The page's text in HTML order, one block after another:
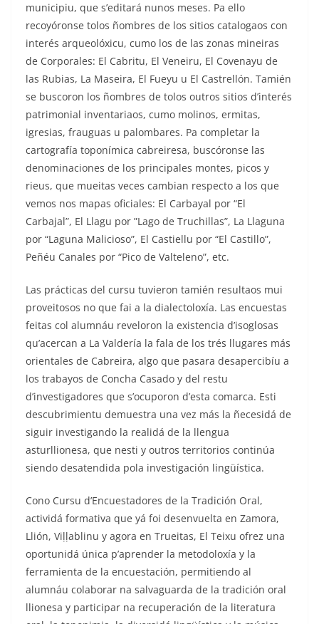
municipiu, que s’editará nunos meses. Pa ello
recoyóronse tolos ñombres de los sitios catalogaos con
interés arqueolóxicu, cumo los de las zonas mineiras
de Corporales: El Cabritu, El Veneiru, El Covenayu de
las Rubias, La Maseira, El Fueyu u El Castrellón. Tamién
se buscoron los ñombres de tolos outros sitios d’interés
patrimonial inventariaos, cumo molinos, ermitas,
igresias, frauguas u palombares. Pa completar la
cartografía toponímica cabreiresa, buscóronse las
denominaciones de los principales montes, picos y
rieus, que mueitas veces cambian respecto a los que
vemos nos mapas oficiales: El Carbayal por “El
Carbajal”, El Llagu por ”Lago de Truchillas”, La Llaguna
por “Laguna Malicioso”, El Castiellu por “El Castillo”,
Peñéu Canales por “Pico de Valteleno”, etc.
Las prácticas del cursu tuvieron tamién resultaos mui
proveitosos no que fai a la dialectoloxía. Las encuestas
feitas col alumnáu reveloron la existencia d’isoglosas
qu’acercan a La Valdería la fala de los trés llugares más
orientales de Cabreira, algo que pasara desapercibíu a
los trabayos de Concha Casado y del restu
d’investigadores que s’ocuporon d’esta comarca. Esti
descubrimientu demuestra una vez más la ñecesidá de
siguir investigando la realidá de la llengua
asturllionesa, que nesti y outros territorios continúa
siendo desatendida pola investigación lingüística.
Cono Cursu d’Encuestadores de la Tradición Oral,
actividá formativa que yá foi desenvuelta en Zamora,
Llión, Viḷḷablinu y agora en Trueitas, El Teixu ofrez una
oportunidá única p’aprender la metodoloxía y la
ferramienta de la encuestación, permitiendo al
alumnáu colaborar na salvaguarda de la tradición oral
llionesa y participar na recuperación de la literatura